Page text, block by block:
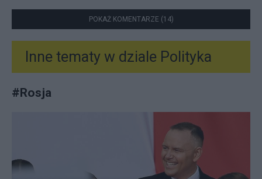
POKAŻ KOMENTARZE (14)
Inne tematy w dziale Polityka
#Rosja